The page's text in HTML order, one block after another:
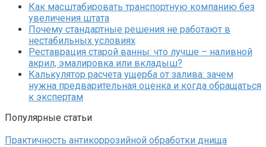
Как масштабировать транспортную компанию без
увеличения штата
Почему стандартные решения не работают в
нестабильных условиях
Реставрация старой ванны: что лучше – наливной
акрил, эмалировка или вкладыш?
Калькулятор расчета ущерба от залива: зачем
нужна предварительная оценка и когда обращаться
к экспертам
Популярные статьи
Практичность антикоррозийной обработки днища